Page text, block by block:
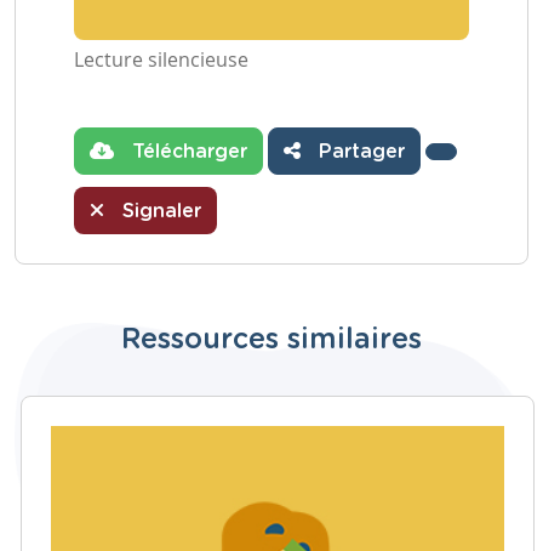
Lecture silencieuse
Télécharger Partager
Signaler
Ressources similaires